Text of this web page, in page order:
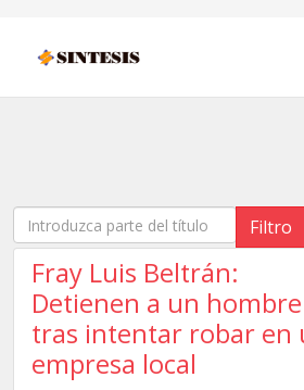
Introduzca parte del título Filtro
Fray Luis Beltrán:
Detienen a un hombre
tras intentar robar en
empresa local